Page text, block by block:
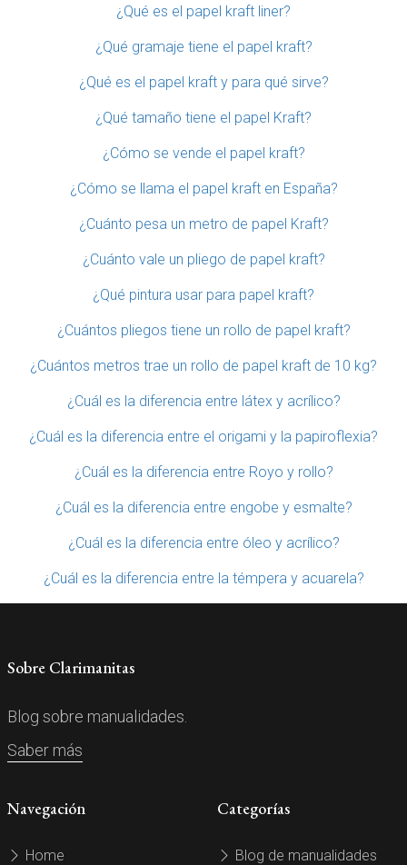
¿Qué es el papel kraft liner?
¿Qué gramaje tiene el papel kraft?
¿Qué es el papel kraft y para qué sirve?
¿Qué tamaño tiene el papel Kraft?
¿Cómo se vende el papel kraft?
¿Cómo se llama el papel kraft en España?
¿Cuánto pesa un metro de papel Kraft?
¿Cuánto vale un pliego de papel kraft?
¿Qué pintura usar para papel kraft?
¿Cuántos pliegos tiene un rollo de papel kraft?
¿Cuántos metros trae un rollo de papel kraft de 10 kg?
¿Cuál es la diferencia entre látex y acrílico?
¿Cuál es la diferencia entre el origami y la papiroflexia?
¿Cuál es la diferencia entre Royo y rollo?
¿Cuál es la diferencia entre engobe y esmalte?
¿Cuál es la diferencia entre óleo y acrílico?
¿Cuál es la diferencia entre la témpera y acuarela?
Sobre Clarimanitas
Blog sobre manualidades.
Saber más
Navegación
Home
Categorías
Blog de manualidades